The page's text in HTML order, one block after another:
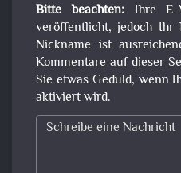
Bitte beachten:Ihre E-
veröffentlicht, jedoch Ihr
Nickname ist
Kommentare auf dieser
Sie etwas Geduld, wenn
aktiviert wird.